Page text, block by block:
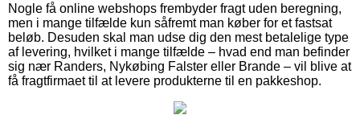
Nogle få online webshops frembyder fragt uden beregning,
men i mange tilfælde kun såfremt man køber for et fastsat
beløb. Desuden skal man udse dig den mest betalelige type
af levering, hvilket i mange tilfælde – hvad end man befinder
sig nær Randers, Nykøbing Falster eller Brande – vil blive at
få fragtfirmaet til at levere produkterne til en pakkeshop.